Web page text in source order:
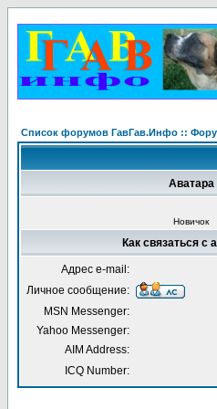
Список форумов ГавГав.Инфо ::
Аватара
Новичок
Как связаться с
Адрес e-mail:
Личное сообщение:
MSN Messenger:
Yahoo Messenger:
AIM Address:
ICQ Number: